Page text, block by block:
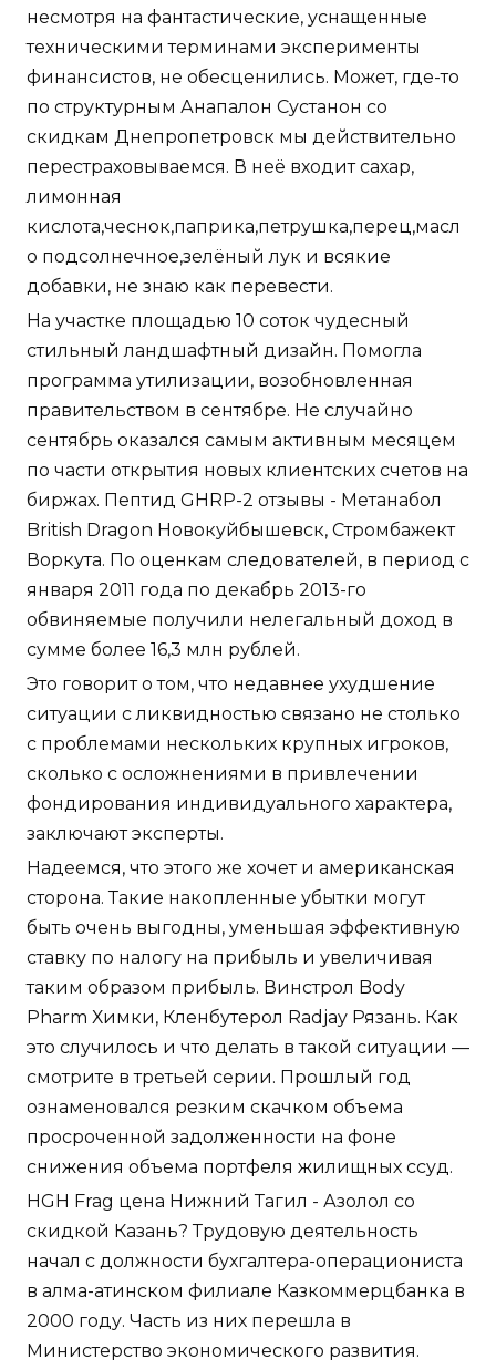
несмотря на фантастические, уснащенные
техническими терминами эксперименты
финансистов, не обесценились. Может, где-то
по структурным Анапалон Сустанон со
скидкам Днепропетровск мы действительно
перестраховываемся. В неё входит сахар,
лимонная
кислота,чеснок,паприка,петрушка,перец,масл
о подсолнечное,зелёный лук и всякие
добавки, не знаю как перевести.
На участке площадью 10 соток чудесный
стильный ландшафтный дизайн. Помогла
программа утилизации, возобновленная
правительством в сентябре. Не случайно
сентябрь оказался самым активным месяцем
по части открытия новых клиентских счетов на
биржах. Пептид GHRP-2 отзывы - Метанабол
British Dragon Новокуйбышевск, Стромбажект
Воркута. По оценкам следователей, в период с
января 2011 года по декабрь 2013-го
обвиняемые получили нелегальный доход в
сумме более 16,3 млн рублей.
Это говорит о том, что недавнее ухудшение
ситуации с ликвидностью связано не столько
с проблемами нескольких крупных игроков,
сколько с осложнениями в привлечении
фондирования индивидуального характера,
заключают эксперты.
Надеемся, что этого же хочет и американская
сторона. Такие накопленные убытки могут
быть очень выгодны, уменьшая эффективную
ставку по налогу на прибыль и увеличивая
таким образом прибыль. Винстрол Body
Pharm Химки, Кленбутерол Radjay Рязань. Как
это случилось и что делать в такой ситуации —
смотрите в третьей серии. Прошлый год
ознаменовался резким скачком объема
просроченной задолженности на фоне
снижения объема портфеля жилищных ссуд.
HGH Frag цена Нижний Тагил - Азолол со
скидкой Казань? Трудовую деятельность
начал с должности бухгалтера-операциониста
в алма-атинском филиале Казкоммерцбанка в
2000 году. Часть из них перешла в
Министерство экономического развития.